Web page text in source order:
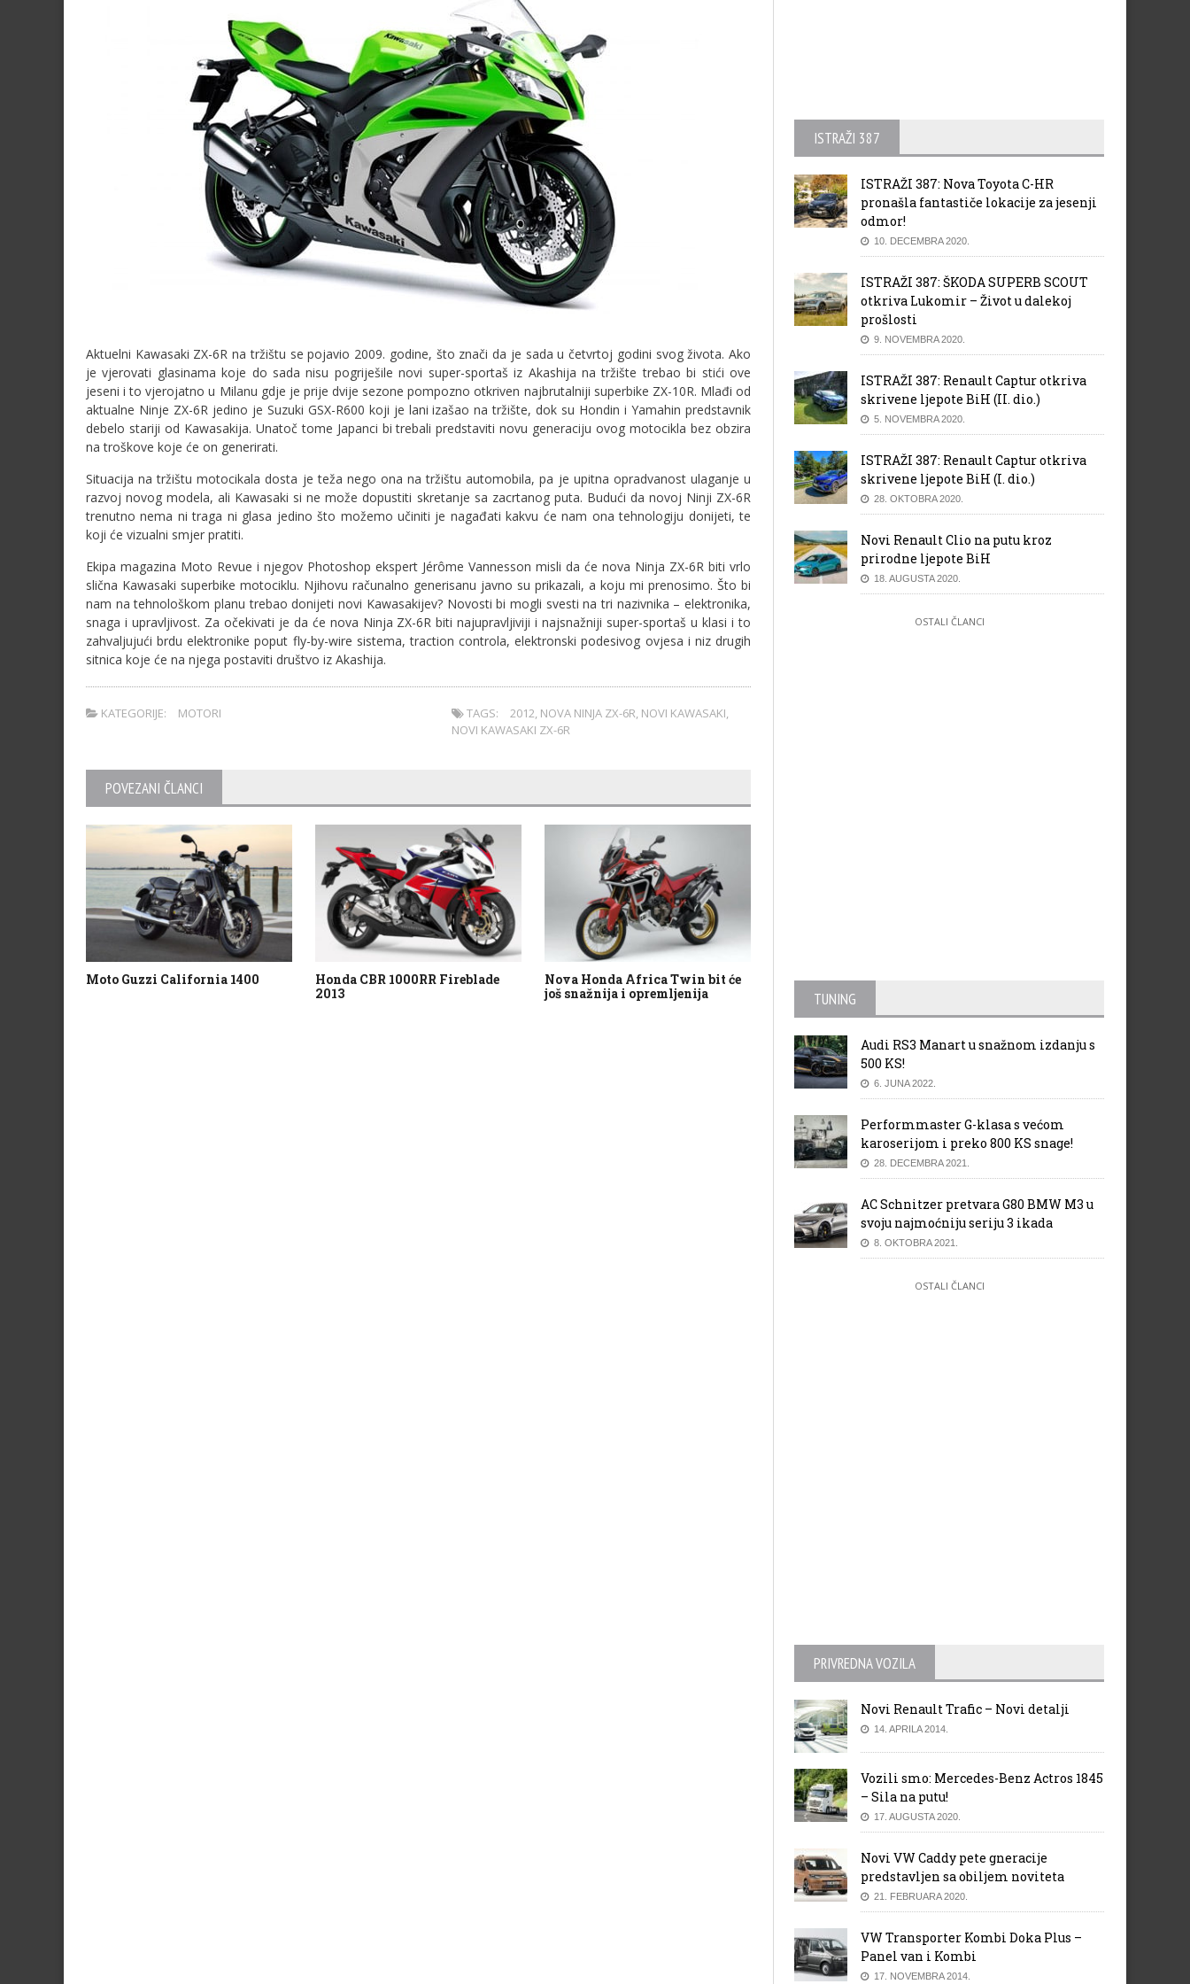
Aktuelni Kawasaki ZX-6R na tržištu se pojavio 2009. godine, što znači da je sada u četvrtoj godini svog života. Ako
je vjerovati glasinama koje do sada nisu pogriješile novi super-sportaš iz Akashija na tržište trebao bi stići ove
jeseni i to vjerojatno u Milanu gdje je prije dvije sezone pompozno otkriven najbrutalniji superbike ZX-10R. Mlađi od
aktualne Ninje ZX-6R jedino je Suzuki GSX-R600 koji je lani izašao na tržište, dok su Hondin i Yamahin predstavnik
debelo stariji od Kawasakija. Unatoč tome Japanci bi trebali predstaviti novu generaciju ovog motocikla bez obzira
na troškove koje će on generirati.
Situacija na tržištu motocikala dosta je teža nego ona na tržištu automobila, pa je upitna opradvanost ulaganje u
razvoj novog modela, ali Kawasaki si ne može dopustiti skretanje sa zacrtanog puta. Budući da novoj Ninji ZX-6R
trenutno nema ni traga ni glasa jedino što možemo učiniti je nagađati kakvu će nam ona tehnologiju donijeti, te
koji će vizualni smjer pratiti.
Ekipa magazina Moto Revue i njegov Photoshop ekspert Jérôme Vannesson misli da će nova Ninja ZX-6R biti vrlo
slična Kawasaki superbike motociklu. Njihovu računalno generisanu javno su prikazali, a koju mi prenosimo. Što bi
nam na tehnološkom planu trebao donijeti novi Kawasakijev? Novosti bi mogli svesti na tri nazivnika – elektronika,
snaga i upravljivost. Za očekivati je da će nova Ninja ZX-6R biti najupravljiviji i najsnažniji super-sportaš u klasi i to
zahvaljujući brdu elektronike poput fly-by-wire sistema, traction controla, elektronski podesivog ovjesa i niz drugih
sitnica koje će na njega postaviti društvo iz Akashija.
KATEGORIJE: MOTORI TAGS: 2012, NOVA NINJA ZX-6R, NOVI KAWASAKI,
NOVI KAWASAKI ZX-6R
POVEZANI ČLANCI
Moto Guzzi California 1400
Honda CBR 1000RR Fireblade
2013
Nova Honda Africa Twin bit će
još snažnija i opremljenija
Tesla električni motocikl
ISTRAŽI 387
ISTRAŽI 387: Nova Toyota C-HR
pronašla fantastiče lokacije za jesenji
odmor!
10. DECEMBRA 2020.
ISTRAŽI 387: ŠKODA SUPERB SCOUT
otkriva Lukomir – Život u dalekoj
prošlosti
9. NOVEMBRA 2020.
ISTRAŽI 387: Renault Captur otkriva
skrivene ljepote BiH (II. dio.)
5. NOVEMBRA 2020.
ISTRAŽI 387: Renault Captur otkriva
skrivene ljepote BiH (I. dio.)
28. OKTOBRA 2020.
Novi Renault Clio na putu kroz
prirodne ljepote BiH
18. AUGUSTA 2020.
OSTALI ČLANCI
TUNING
Audi RS3 Manart u snažnom izdanju s
500 KS!
6. JUNA 2022.
Performmaster G-klasa s većom
karoserijom i preko 800 KS snage!
28. DECEMBRA 2021.
AC Schnitzer pretvara G80 BMW M3 u
svoju najmoćniju seriju 3 ikada
8. OKTOBRA 2021.
OSTALI ČLANCI
PRIVREDNA VOZILA
Novi Renault Trafic – Novi detalji
14. APRILA 2014.
Vozili smo: Mercedes-Benz Actros 1845
– Sila na putu!
17. AUGUSTA 2020.
Novi VW Caddy pete gneracije
predstavljen sa obiljem noviteta
21. FEBRUARA 2020.
VW Transporter Kombi Doka Plus –
Panel van i Kombi
17. NOVEMBRA 2014.